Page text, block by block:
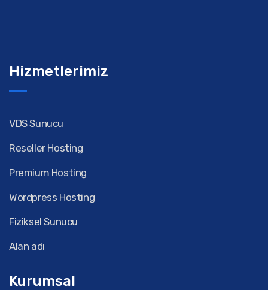
Hizmetlerimiz
VDS Sunucu
Reseller Hosting
Premium Hosting
Wordpress Hosting
Fiziksel Sunucu
Alan adı
Kurumsal